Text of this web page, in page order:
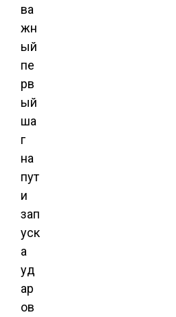
ва
жн
ый
пе
рв
ый
ша
г
на
пут
и
зап
уск
а
уд
ар
ов